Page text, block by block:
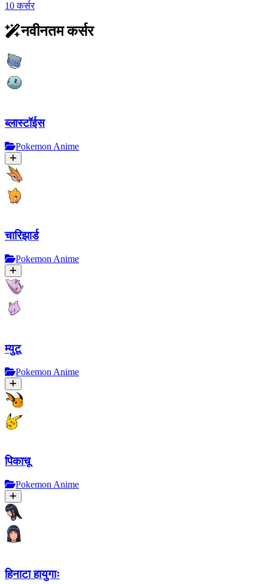
10 कर्सर
नवीनतम कर्सर
ब्लास्टॉईस
Pokemon Anime
चारिझार्ड
Pokemon Anime
म्युटू
Pokemon Anime
पिकाचू
Pokemon Anime
हिनाटा हायुगाः